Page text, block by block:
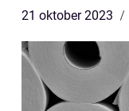
21 oktober 2023